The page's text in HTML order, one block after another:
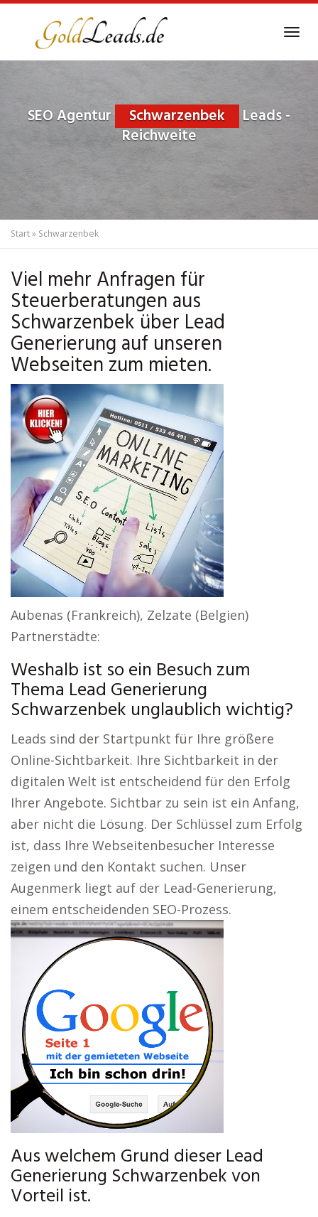
SEO Agentur Schwarzenbek
Leads -
Reichweite
Start» Schwarzenbek
Viel mehr Anfragen für
Steuerberatungen aus
Schwarzenbek über Lead
Generierung auf unseren
Webseiten zum mieten.
Aubenas (Frankreich), Zelzate (Belgien)
Partnerstädte:
Weshalb ist so ein Besuch zum
Thema Lead Generierung
Schwarzenbek unglaublich wichtig?
Leads sind der Startpunkt für Ihre größere
Online-Sichtbarkeit. Ihre Sichtbarkeit in der
digitalen Welt ist entscheidend für den Erfolg
Ihrer Angebote. Sichtbar zu sein ist ein Anfang,
aber nicht die Lösung. Der Schlüssel zum Erfolg
ist, dass Ihre Webseitenbesucher Interesse
zeigen und den Kontakt suchen. Unser
Augenmerk liegt auf der Lead-Generierung,
einem entscheidenden SEO-Prozess.
Aus welchem Grund dieser Lead
Generierung Schwarzenbek von
Vorteil ist.